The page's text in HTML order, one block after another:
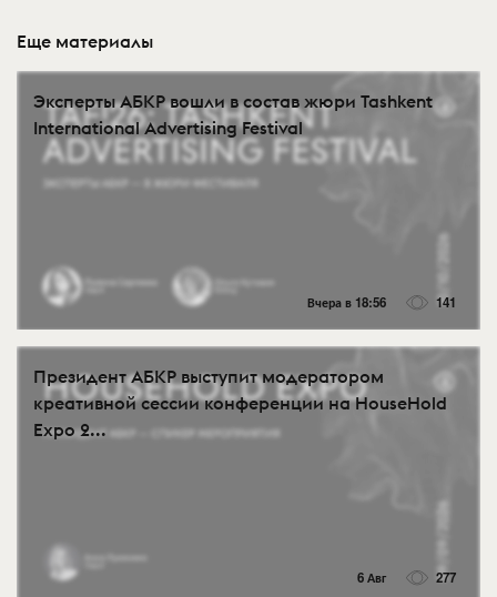
Еще материалы
Эксперты АБКР вошли в состав жюри Tashkent
International Advertising Festival
Вчера в 18:56 141
Президент АБКР выступит модератором
креативной сессии конференции на HouseHold
Expo 2...
6 Авг 277